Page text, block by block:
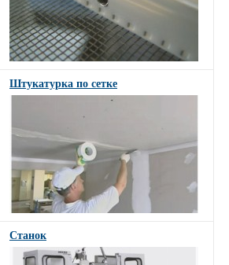
Штукатурка по сетке
Станок